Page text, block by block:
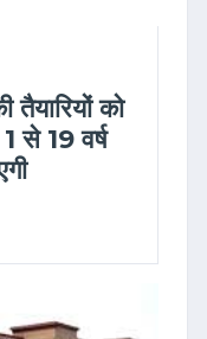
तैयारियों को
से 19 वर्ष